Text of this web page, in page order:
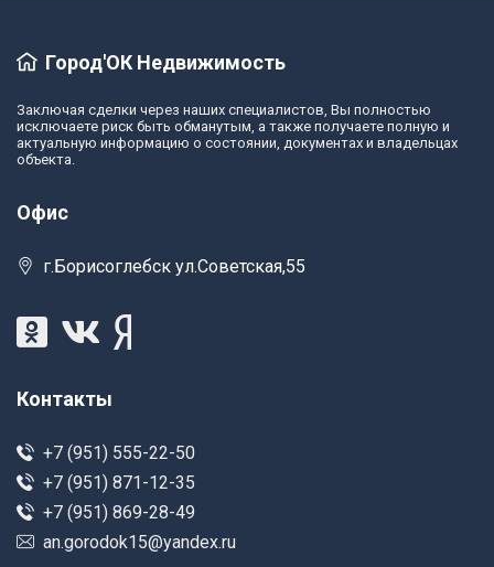
Город'ОК Недвижимость
Заключая сделки через наших специалистов, Вы полностью
исключаете риск быть обманутым, а также получаете полную и
актуальную информацию о состоянии, документах и владельцах
объекта.
Офис
г.Борисоглебск ул.Советская,55
Контакты
+7 (951) 555-22-50
+7 (951) 871-12-35
+7 (951) 869-28-49
an.gorodok15@yandex.ru